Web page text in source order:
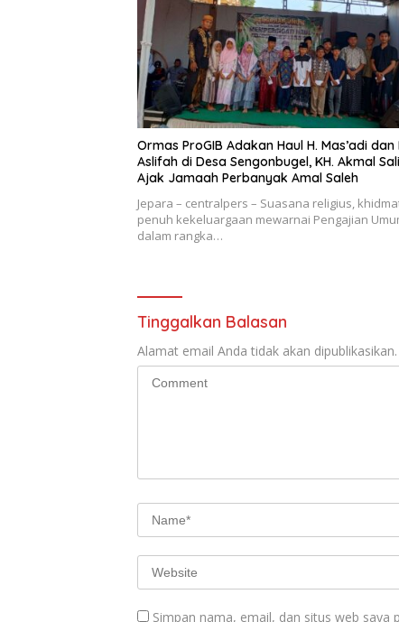
Ormas ProGIB Adakan Haul H. Mas’adi dan
Aslifah di Desa Sengonbugel, KH. Akmal
Ajak Jamaah Perbanyak Amal Saleh
Jepara – centralpers – Suasana religius,
penuh kekeluargaan mewarnai Pengajian
dalam rangka…
Tinggalkan Balasan
Alamat email Anda tidak akan dipublikasikan.
Simpan nama, email, dan situs web